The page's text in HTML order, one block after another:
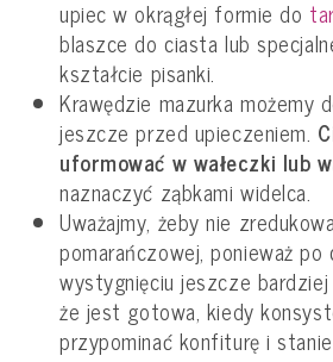
upiec w okrągłej formie do
blaszce do ciasta lub
kształcie pisanki.
Krawędzie mazurka możemy
jeszcze przed upieczeniem.
uformować w wałeczki lub
naznaczyć ząbkami widelca.
Uważajmy, żeby nie
pomarańczowej, ponieważ po
wystygnięciu jeszcze
że jest gotowa, kiedy
przypominać konfiturę i